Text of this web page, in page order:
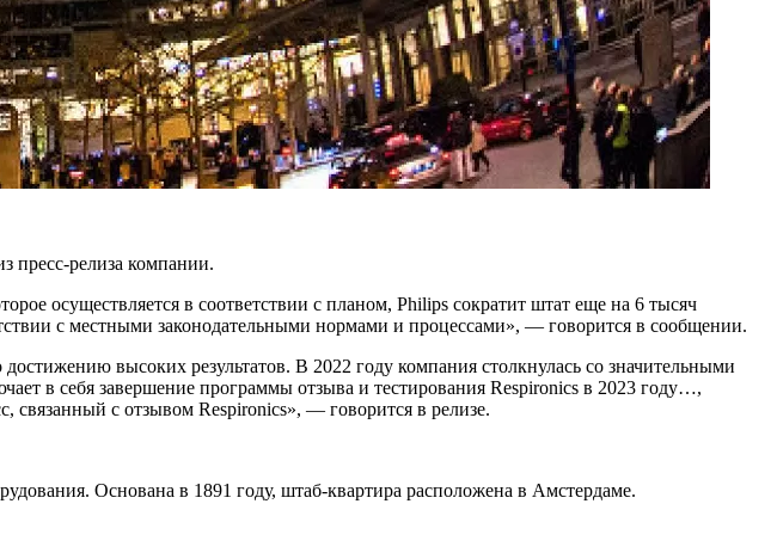
пресс-релиза компании.
осуществляется в соответствии с планом, Philips сократит штат еще на 6 тысяч
с местными законодательными нормами и процессами», — говорится в сообщении.
высоких результатов. В 2022 году компания столкнулась со значительными
в себя завершение программы отзыва и тестирования Respironics в 2023 году…,
с отзывом Respironics», — говорится в релизе.
Основана в 1891 году, штаб-квартира расположена в Амстердаме.